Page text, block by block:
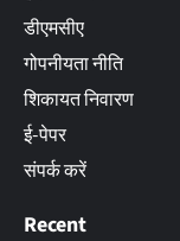
डीएमसीए
गोपनीयता नीति
शिकायत निवारण
ई-पेपर
संपर्क करें
Recent